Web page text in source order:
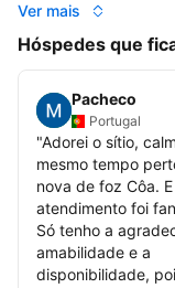
Ver mais
Hóspedes que
Pacheco
Portugal
"Adorei o sítio,
mesmo tempo
nova de foz Côa.
atendimento foi
Só tenho a
amabilidade e a
disponibilidade,